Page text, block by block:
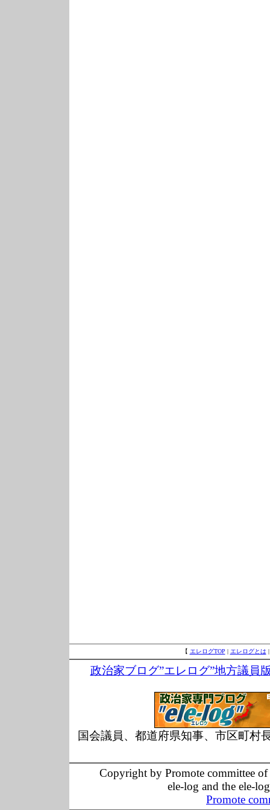
【 エレログTOP | エレログとは
政治家ブログ”エレログ”地方議員
国会議員、都道府県知事、市区町村
Copyright by Promote committee
ele-log and the ele-
Promote